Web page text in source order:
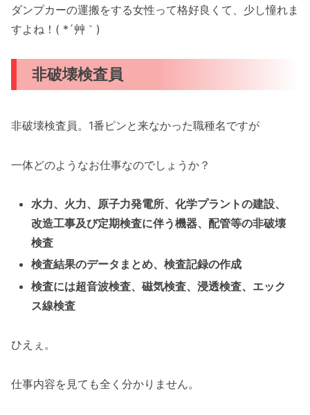
ダンプカーの運搬をする女性って格好良くて、少し憧れま
すよね！( *´艸｀)
非破壊検査員
非破壊検査員。1番ピンと来なかった職種名ですが
一体どのようなお仕事なのでしょうか？
水力、火力、原子力発電所、化学プラントの建設、
改造工事及び定期検査に伴う機器、配管等の非破壊
検査
検査結果のデータまとめ、検査記録の作成
検査には超音波検査、磁気検査、浸透検査、エック
ス線検査
ひえぇ。
仕事内容を見ても全く分かりません。